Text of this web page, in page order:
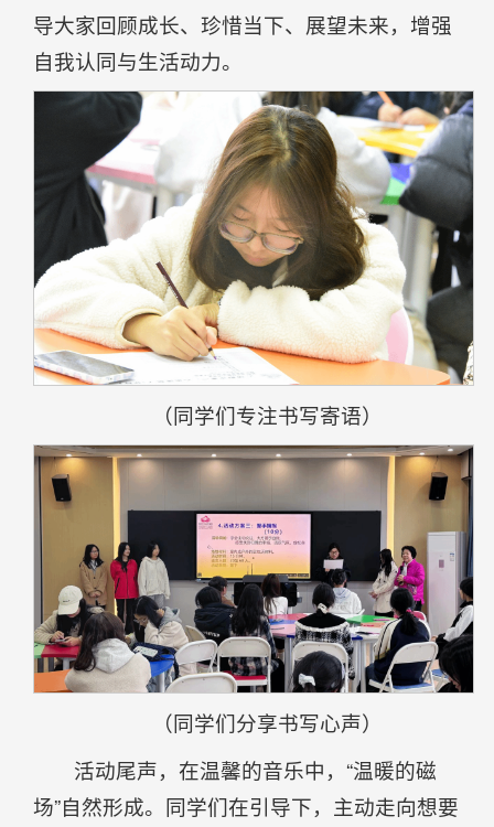
导大家回顾成长、珍惜当下、展望未来，增强
自我认同与生活动力。
（同学们专注书写寄语）
（同学们分享书写心声）
活动尾声，在温馨的音乐中，“温暖的磁
场”自然形成。同学们在引导下，主动走向想要